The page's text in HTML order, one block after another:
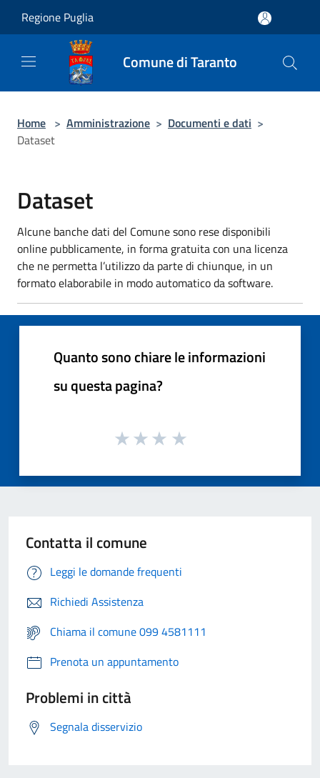
Regione Puglia
Comune di Taranto
Home > Amministrazione > Documenti e dati >
Dataset
Dataset
Alcune banche dati del Comune sono rese disponibili
online pubblicamente, in forma gratuita con una licenza
che ne permetta l’utilizzo da parte di chiunque, in un
formato elaborabile in modo automatico da software.
Quanto sono chiare le informazioni
su questa pagina?
Contatta il comune
Leggi le domande frequenti
Richiedi Assistenza
Chiama il comune 099 4581111
Prenota un appuntamento
Problemi in città
Segnala disservizio